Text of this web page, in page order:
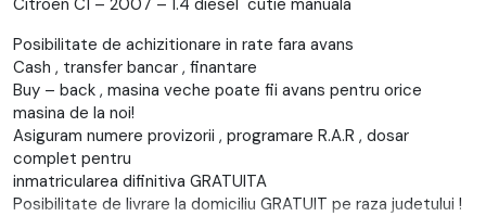
Posibilitate de achizitionare in rate fara avans
Cash , transfer bancar , finantare
Buy – back , masina veche poate fii avans pentru orice
masina de la noi!
Asiguram numere provizorii , programare R.A.R , dosar
complet pentru
inmatricularea difinitiva GRATUITA
Posibilitate de livrare la domiciliu GRATUIT pe raza judetului !